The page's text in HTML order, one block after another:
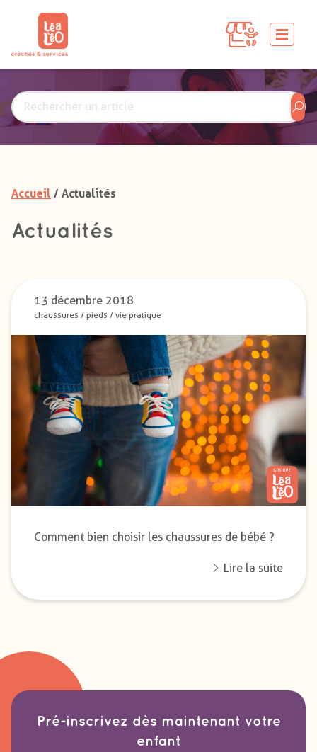
Accueil / Actualités
Actualités
13 décembre 2018
chaussures / pieds / vie pratique
Comment bien choisir les chaussures de bébé ?
Lire la suite
Pré-inscrivez dès maintenant votre
enfant